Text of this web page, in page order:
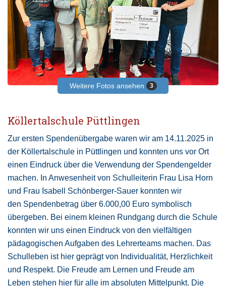
Weitere Fotos ansehen 3
Köllertalschule Püttlingen
Zur ersten Spendenübergabe waren wir am 14.11.2025 in
der Köllertalschule in Püttlingen und konnten uns vor Ort
einen Eindruck über die Verwendung der Spendengelder
machen. In Anwesenheit von Schulleiterin Frau Lisa Horn
und Frau Isabell Schönberger-Sauer konnten wir
den Spendenbetrag über 6.000,00 Euro symbolisch
übergeben. Bei einem kleinen Rundgang durch die Schule
konnten wir uns einen Eindruck von den vielfältigen
pädagogischen Aufgaben des Lehrerteams machen. Das
Schulleben ist hier geprägt von Individualität, Herzlichkeit
und Respekt. Die Freude am Lernen und Freude am
Leben stehen hier für alle im absoluten Mittelpunkt. Die